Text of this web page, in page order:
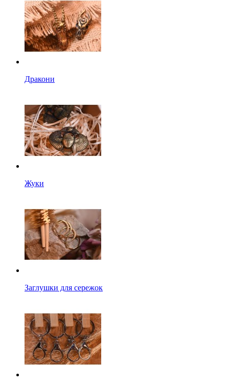
Дракони
Жуки
Заглушки для сережок